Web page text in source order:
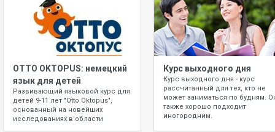
OTTO OKTOPUS: немецкий
язык для детей
Развивающий языковой курс для
детей 9-11 лет "Otto Oktopus",
основанный на новейших
исследованиях в области
Курс выходного дня
Курс выходного дня - курс
рассчитанный для тех, кто не
может заниматься по будням.
также хорошо подходит
иногородним.